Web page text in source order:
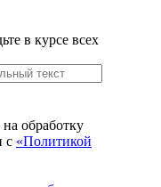
в курсе всех
обработку
с «Политикой